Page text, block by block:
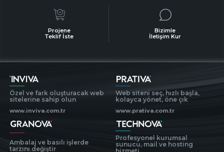
Projene
Teklif İste
Bizimle
İletişim Kur
Özel ve fark oluşturacak web
sitelerine sahip olun
www.inviva.com.tr
Web siteni seç, hızlı başla,
kolayca yönet, öne çık
www.prativa.com.tr
Ambalaj ve basılı işlerde
tarzını değiştir
Profesyonel kurumsal
sunucu, mail ve hosting